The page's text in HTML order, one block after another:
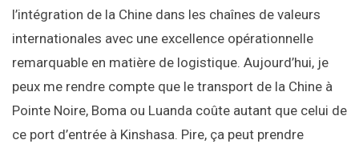
l’intégration de la Chine dans les chaînes de valeurs
internationales avec une excellence opérationnelle
remarquable en matière de logistique. Aujourd’hui, je
peux me rendre compte que le transport de la Chine à
Pointe Noire, Boma ou Luanda coûte autant que celui de
ce port d’entrée à Kinshasa. Pire, ça peut prendre